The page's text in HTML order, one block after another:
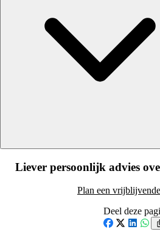
Liever persoonlijk advies
Plan een
Deel deze